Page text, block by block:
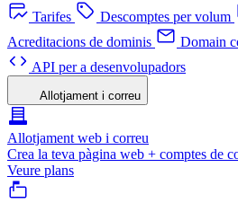
Tarifes
Descomptes per volum
Acreditacions de dominis
Domain
API per a desenvolupadors
Allotjament i correu
Allotjament web i correu
Crea la teva pàgina web + comptes de
Veure plans